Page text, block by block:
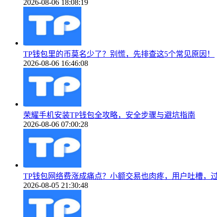
2026-08-06 18:08:19
TP钱包里的币莫名少了？别慌，先排查这5个常见原因！
2026-08-06 16:46:08
荣耀手机安装TP钱包全攻略，安全步骤与避坑指南
2026-08-06 07:00:28
TP钱包网络费涨成痛点？小额交易也肉疼，用户吐槽，
2026-08-05 21:30:48